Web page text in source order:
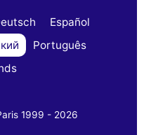
Español
Português
1999 - 2026